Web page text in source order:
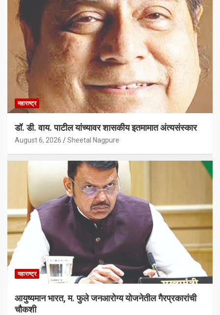
महाराष्ट्र
डॉ. डी. वाय. पाटील यांच्यावर शासकीय इतमामात अंत्यसंस्कार
August 6, 2026 Sheetal Nagpure
महाराष्ट्र
आयुष्यमान भारत, म. फुले जनआरोग्य योजनेतील गैरप्रकारांची
चौकशी